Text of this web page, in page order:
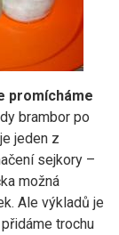
promícháme
brambor po
jeden z
sejkory –
možná
Ale výkladů je
trochu